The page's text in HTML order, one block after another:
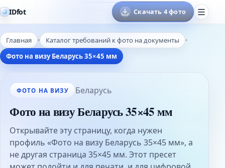
IDfot Скачать 4 фото
Главная
Каталог требований к фото на документы
Фото на визу Беларусь 35×45 мм
ФОТО НА ВИЗУ Беларусь
Фото на визу Беларусь 35×45 мм
Открывайте эту страницу, когда нужен
профиль «Фото на визу Беларусь 35×45 мм», а
не другая страница 35×45 мм. Этот пресет